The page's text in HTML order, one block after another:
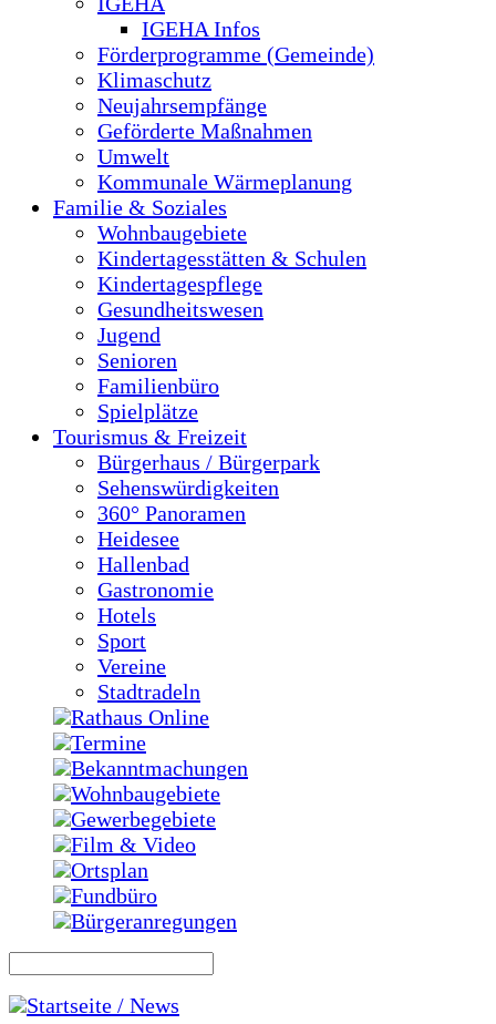
IGEHA Infos
Förderprogramme (Gemeinde)
Klimaschutz
Neujahrsempfänge
Geförderte Maßnahmen
Umwelt
Kommunale Wärmeplanung
Familie & Soziales
Wohnbaugebiete
Kindertagesstätten & Schulen
Kindertagespflege
Gesundheitswesen
Jugend
Senioren
Familienbüro
Spielplätze
Tourismus & Freizeit
Bürgerhaus / Bürgerpark
Sehenswürdigkeiten
360° Panoramen
Heidesee
Hallenbad
Gastronomie
Hotels
Sport
Vereine
Stadtradeln
Rathaus Online
Termine
Bekanntmachungen
Wohnbaugebiete
Gewerbegebiete
Film & Video
Ortsplan
Fundbüro
Bürgeranregungen
Startseite / News